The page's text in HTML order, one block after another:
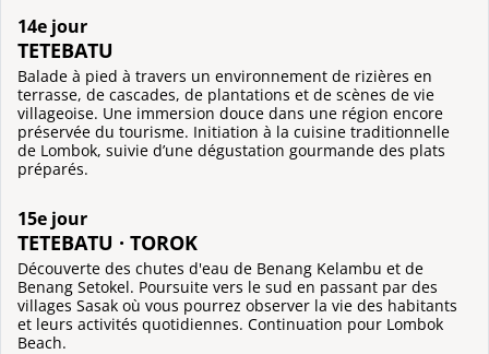
14e jour
TETEBATU
Balade à pied à travers un environnement de rizières en
terrasse, de cascades, de plantations et de scènes de vie
villageoise. Une immersion douce dans une région encore
préservée du tourisme. Initiation à la cuisine traditionnelle
de Lombok, suivie d’une dégustation gourmande des plats
préparés.
15e jour
TETEBATU · TOROK
Découverte des chutes d'eau de Benang Kelambu et de
Benang Setokel. Poursuite vers le sud en passant par des
villages Sasak où vous pourrez observer la vie des habitants
et leurs activités quotidiennes. Continuation pour Lombok
Beach.